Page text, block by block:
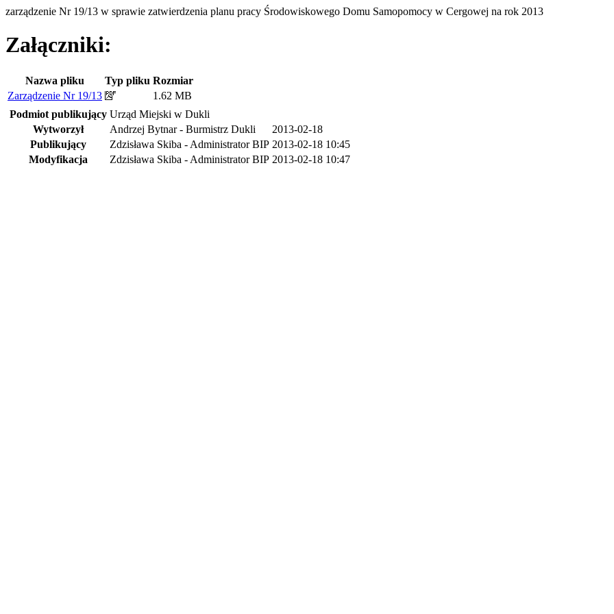
zarządzenie Nr 19/13 w sprawie zatwierdzenia planu pracy Środowiskowego Domu Samopomocy w Cergowej na rok 2013
Załączniki:
Nazwa pliku Typ pliku Rozmiar
Zarządzenie Nr 19/13
1.62 MB
Podmiot publikujący Urząd Miejski w Dukli
Wytworzył
Andrzej Bytnar - Burmistrz Dukli
2013-02-18
Publikujący
Zdzisława Skiba - Administrator BIP 2013-02-18 10:45
Modyfikacja
Zdzisława Skiba - Administrator BIP 2013-02-18 10:47